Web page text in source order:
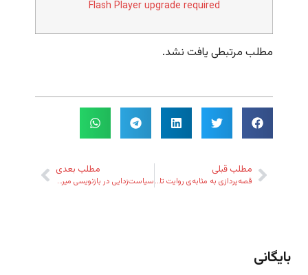
Flash Player upgrade required
مطلب مرتبطی یافت نشد.
مطلب قبلی
قصه‌پردازی به مثابه‌ی روایت تاریخ و سیاست
مطلب بعدی
سیاست‌زدایی در بازنویسی میراثِ نام‌آوران
بایگانی